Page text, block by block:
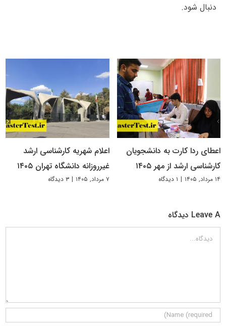
دنبال شود.
اعطای ردا کارت به دانشجویان
کارشناسی ارشد از مهر ۱۴۰۵
۱۴ مرداد, ۱۴۰۵ | ۱ دیدگاه
اعلام شهریه کارشناسی ارشد
غیرروزانه دانشگاه تهران ۱۴۰۵
۷ مرداد, ۱۴۰۵ | ۳ دیدگاه
Leave A دیدگاه
دیدگاه